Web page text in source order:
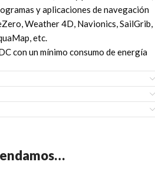
y aplicaciones de navegación
Weather 4D, Navionics, SailGrib,
etc.
con un mínimo consumo de energía